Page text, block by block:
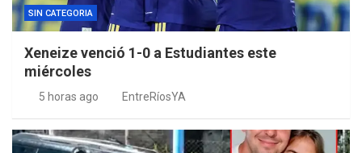
SIN CATEGORIA
Xeneize venció 1-0 a Estudiantes este
miércoles
5 horas ago EntreRíosYA